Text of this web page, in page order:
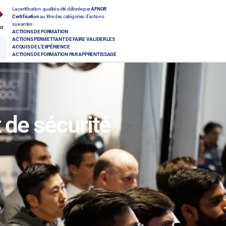
La certification qualité a été délivrée parAFNOR
Certificationau titre des catégories d’actions
suivantes :
ACTIONS DE FORMATION
ACTIONS PERMETTANT DE FAIRE VALIDER LES
ACQUIS DE L’EXPÉRIENCE
ACTIONS DE FORMATION PAR APPRENTISSAGE
sécurité